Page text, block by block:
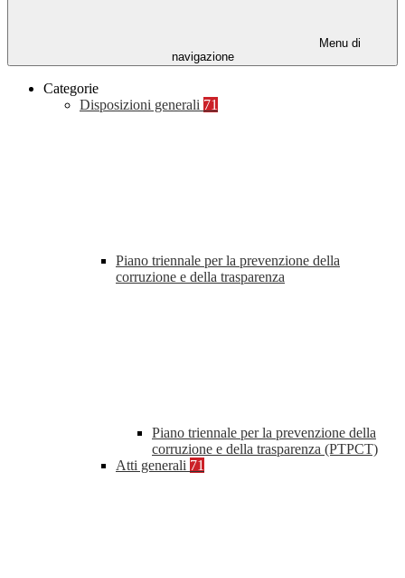
Menu di
navigazione
Categorie
Disposizioni generali 71
Piano triennale per la prevenzione della
corruzione e della trasparenza
Piano triennale per la prevenzione della
corruzione e della trasparenza (PTPCT)
Atti generali 71